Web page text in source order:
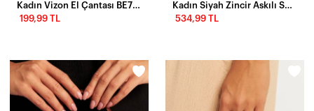
Kadın Vizon El Çantası BE701
199,99 TL
Kadın Siyah Zincir Askılı Suni Deri Çanta FİR102
534,99 TL